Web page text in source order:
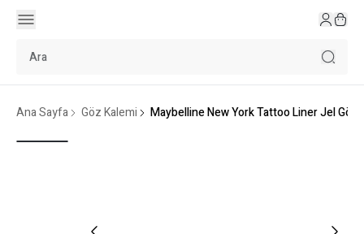
Ana Sayfa Göz Kalemi Maybelline New York Tattoo Liner Jel Göz